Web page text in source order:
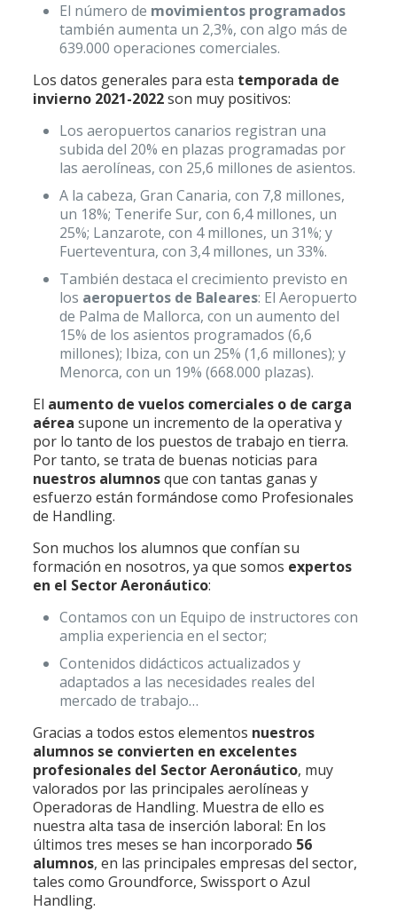
El número de movimientos programados
también aumenta un 2,3%, con algo más de
639.000 operaciones comerciales.
Los datos generales para esta temporada de
invierno 2021-2022son muy positivos:
Los aeropuertos canarios registran una
subida del 20% en plazas programadas por
las aerolíneas, con 25,6 millones de asientos.
A la cabeza, Gran Canaria, con 7,8 millones,
un 18%; Tenerife Sur, con 6,4 millones, un
25%; Lanzarote, con 4 millones, un 31%; y
Fuerteventura, con 3,4 millones, un 33%.
También destaca el crecimiento previsto en
los aeropuertos de Baleares: El Aeropuerto
de Palma de Mallorca, con un aumento del
15% de los asientos programados (6,6
millones); Ibiza, con un 25% (1,6 millones); y
Menorca, con un 19% (668.000 plazas).
El aumento de vuelos comerciales o de carga
aérea supone un incremento de la operativa y
por lo tanto de los puestos de trabajo en tierra.
Por tanto, se trata de buenas noticias para
nuestros alumnosque con tantas ganas y
esfuerzo están formándose como Profesionales
de Handling.
Son muchos los alumnos que confían su
formación en nosotros, ya que somos expertos
en el Sector Aeronáutico:
Contamos con un Equipo de instructores con
amplia experiencia en el sector;
Contenidos didácticos actualizados y
adaptados a las necesidades reales del
mercado de trabajo…
Gracias a todos estos elementos nuestros
alumnos se convierten en excelentes
profesionales del Sector Aeronáutico, muy
valorados por las principales aerolíneas y
Operadoras de Handling. Muestra de ello es
nuestra alta tasa de inserción laboral: En los
últimos tres meses se han incorporado 56
alumnos, en las principales empresas del sector,
tales como Groundforce, Swissport o Azul
Handling.